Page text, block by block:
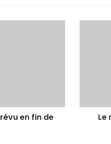
en fin de
Le